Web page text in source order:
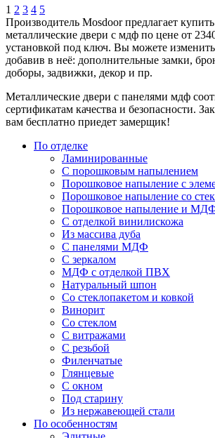
1 2 3 4 5
Производитель Mosdoor предлагает
металлические двери с мдф по цене от
установкой под ключ. Вы можете
добавив в неё: дополнительные замки,
доборы, задвижки, декор и пр.
Металлические двери с панелями мдф
сертификатам качества и безопасности.
вам бесплатно приедет замерщик!
По отделке
Ламинированные
С порошковым напылением
Порошковое напыление с
Порошковое напыление со
Порошковое напыление и
С отделкой винилискожа
Из массива дуба
С панелями МДФ
С зеркалом
МДФ с отделкой ПВХ
Натуральный шпон
Со стеклопакетом и ковкой
Винорит
Со стеклом
С витражами
С резьбой
Филенчатые
Глянцевые
С окном
Под старину
Из нержавеющей стали
По особенностям